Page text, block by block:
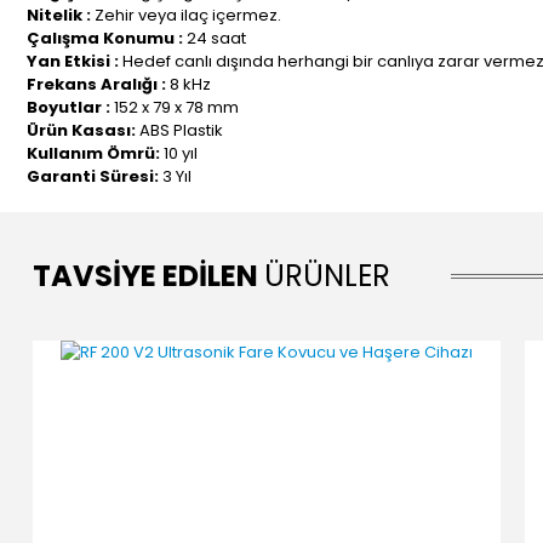
Nitelik : Zehir veya ilaç içermez.
Çalışma Konumu :24 saat
Yan Etkisi :Hedef canlı dışında herhangi bir canlıya zarar
Frekans Aralığı :8 kHz
Boyutlar :152 x 79 x 78 mm
Ürün Kasası:ABS Plastik
Kullanım Ömrü:10 yıl
Garanti Süresi:3 Yıl
TAVSİYE EDİLEN ÜRÜNLER